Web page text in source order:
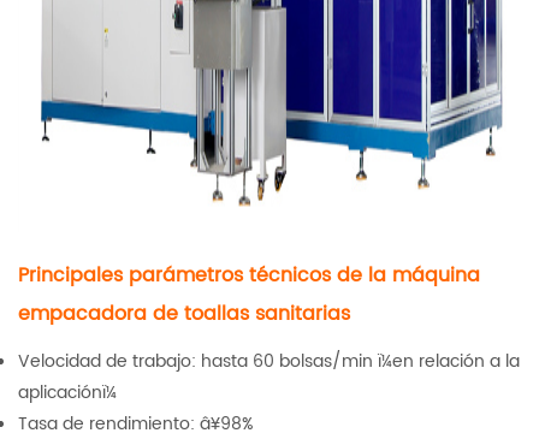
Principales parámetros técnicos de la máquina
empacadora de toallas sanitarias
Velocidad de trabajo: hasta 60 bolsas/min ï¼en relación a la
aplicaciónï¼
Tasa de rendimiento: â¥98%